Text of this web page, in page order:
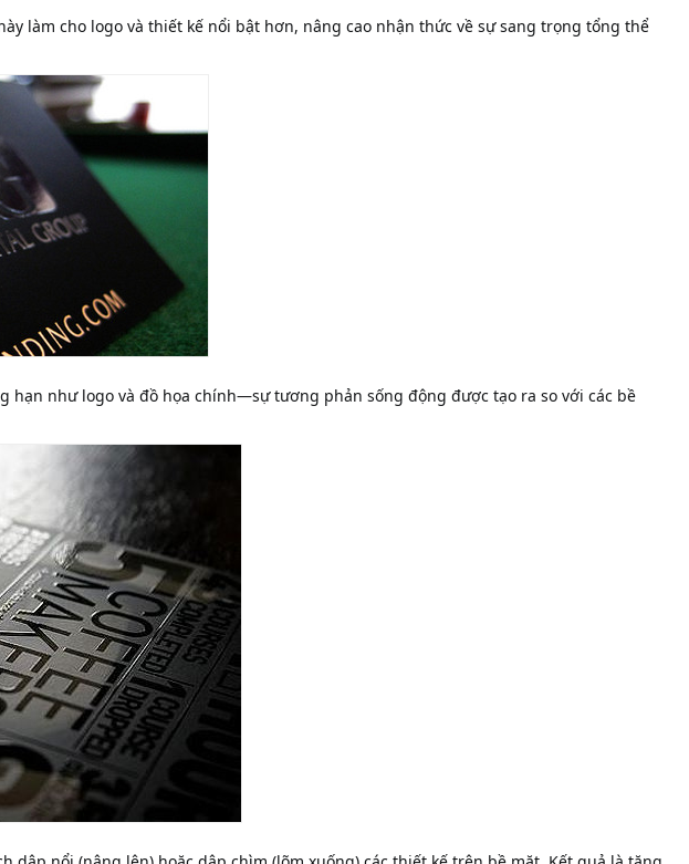
làm cho logo và thiết kế nổi bật hơn, nâng cao nhận thức về sự sang trọng tổng thể
hạn như logo và đồ họa chính—sự tương phản sống động được tạo ra so với các bề